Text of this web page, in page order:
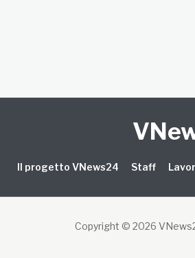
Il progetto VNews24 Staff
Copyright © 2026